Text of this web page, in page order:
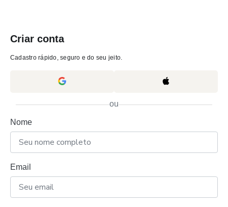
Criar conta
Cadastro rápido, seguro e do seu jeito.
ou
Nome
Email